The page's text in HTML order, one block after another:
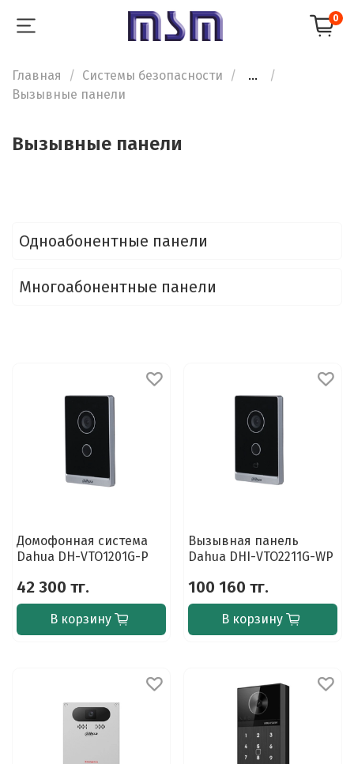
0
Главная Системы безопасности
...
Вызывные панели
Вызывные панели
Одноабонентные панели
Многоабонентные панели
Домофонная система
Dahua DH-VTO1201G-P
42 300 тг.
В корзину
Вызывная панель
Dahua DHI-VTO2211G-WP
100 160 тг.
В корзину